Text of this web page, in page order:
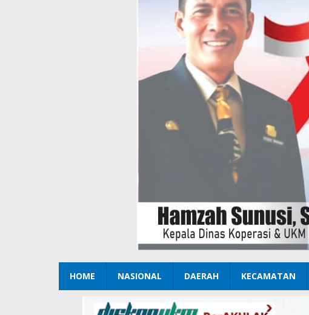
HOME NASIONAL DAERAH KECAMATAN